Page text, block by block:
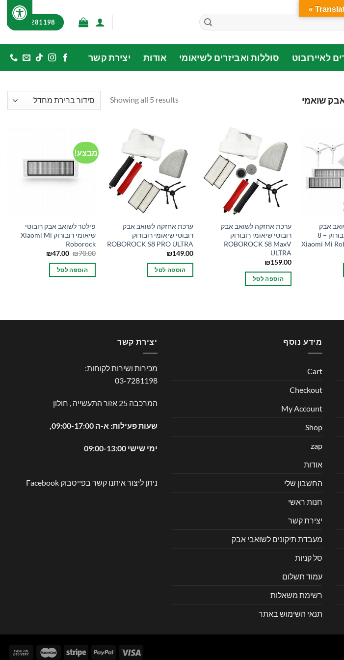
03-7281198
לאיירובוט סוללות ואביזרים לשיאומי אודות יצירת קשר
שואמי Showing all 5 results
אבק
רובוטי שיאומי רובורוק – 8
ערכת אחזקה לשואב אבק
רובוטי שיאומי רובורוק
ROBOROCK S8 MaxV
ULTRA
₪159.00
הוספה לסל
ערכת אחזקה לשואב אבק
רובוטי שיאומי רובורוק
ROBOROCK S8 PRO ULTRA
₪149.00
הוספה לסל
מבצע!
פילטר לשואב אבק רובוטי
שיאומי רובורוק Xiaomi Mi
Roborock
₪70.00
המחיר
היה:
₪70.00.
₪47.00
הוספה לסל
מידע נוסף
Cart
Checkout
My Account
Shop
zap
אודות
החשבון שלי
חנות ראשי
יצירת קשר
מעבדת תיקונים לשואבי אבק
סל קניות
עמוד תשלום
רשימת משאלות
תנאי השימוש באתר
יצירת קשר
מכירות ושירות לקוחות:
03-7281198
המרכבה 25 אזור התעשייה , חולון
שעות פעילות: א-ה 09:00-17:00,
ימי שישי 09:00-13:00
ניתן ליצור איתנו קשר בפייסבוק Facebook